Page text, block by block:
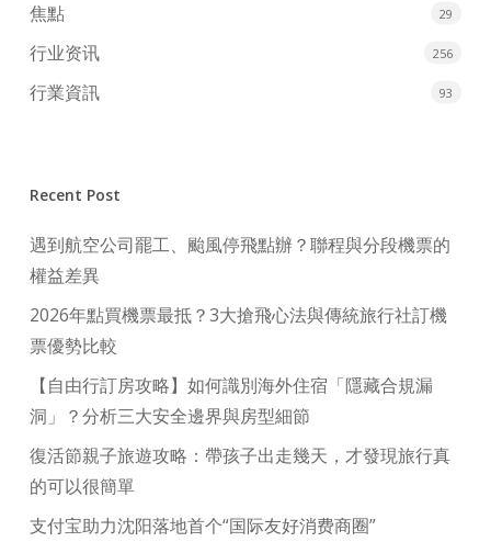
焦點 29
行业资讯 256
行業資訊 93
Recent Post
遇到航空公司罷工、颱風停飛點辦？聯程與分段機票的
權益差異
2026年點買機票最抵？3大搶飛心法與傳統旅行社訂機
票優勢比較
【自由行訂房攻略】如何識別海外住宿「隱藏合規漏
洞」？分析三大安全邊界與房型細節
復活節親子旅遊攻略：帶孩子出走幾天，才發現旅行真
的可以很簡單
支付宝助力沈阳落地首个“国际友好消费商圈”